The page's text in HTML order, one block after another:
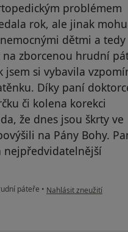
problémem
rok, ale jinak
dětmi a tedy
zborcenou hrudní
jsem si vybavila
Díky paní
či kolena korekci
že dnes jsou škrty ve
na Pány Bohy.
nejpředvidatelnější
páteře • podle názoru uživatele
Nahlásit zneužití